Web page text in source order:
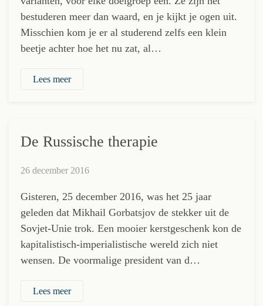
bestuderen meer dan waard, en je kijkt je ogen uit.
Misschien kom je er al studerend zelfs een klein
beetje achter hoe het nu zat, al…
Lees meer
De Russische therapie
26 december 2016
Gisteren, 25 december 2016, was het 25 jaar
geleden dat Mikhail Gorbatsjov de stekker uit de
Sovjet-Unie trok. Een mooier kerstgeschenk kon de
kapitalistisch-imperialistische wereld zich niet
wensen. De voormalige president van d…
Lees meer